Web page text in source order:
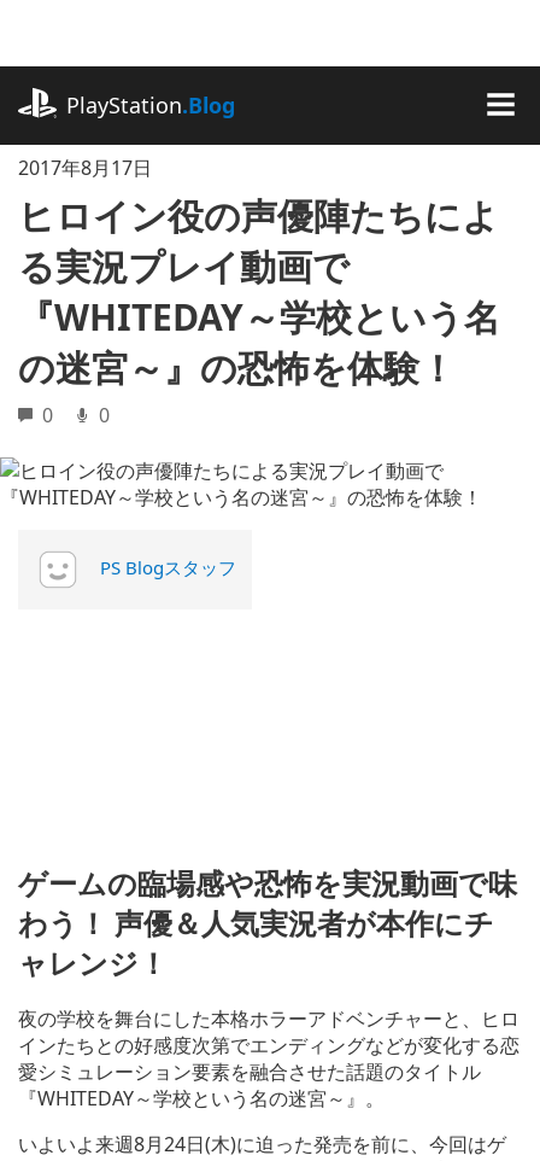
に
キ
ッ
プ
PlayStation.Blog
2017年8月17日
ヒロイン役の声優陣たちによ
る実況プレイ動画で
『WHITEDAY～学校という名
の迷宮～』の恐怖を体験！
0 0
PS Blogスタッフ
ゲームの臨場感や恐怖を実況動画で味
わう！ 声優＆人気実況者が本作にチ
ャレンジ！
夜の学校を舞台にした本格ホラーアドベンチャーと、ヒロ
インたちとの好感度次第でエンディングなどが変化する恋
愛シミュレーション要素を融合させた話題のタイトル
『WHITEDAY～学校という名の迷宮～』。
いよいよ来週8月24日(木)に迫った発売を前に、今回はゲ